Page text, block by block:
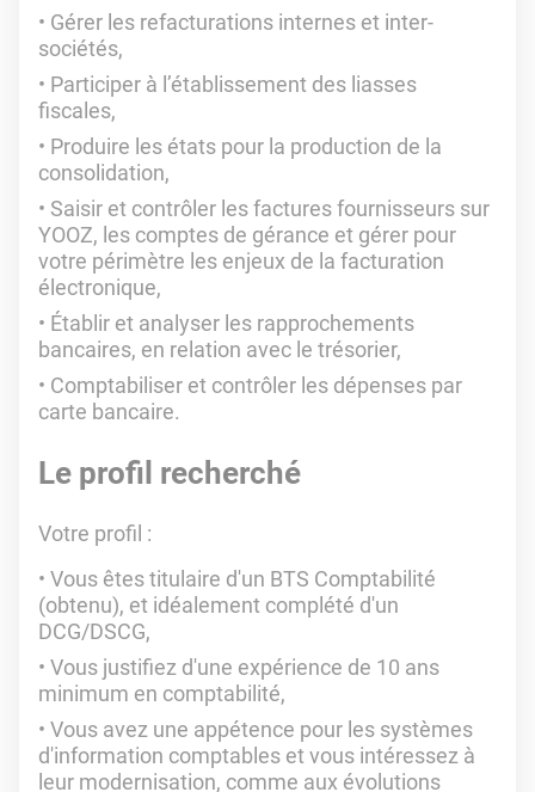
Gérer les refacturations internes et inter-
sociétés,
Participer à l’établissement des liasses
fiscales,
Produire les états pour la production de la
consolidation,
Saisir et contrôler les factures fournisseurs sur
YOOZ, les comptes de gérance et gérer pour
votre périmètre les enjeux de la facturation
électronique,
Établir et analyser les rapprochements
bancaires, en relation avec le trésorier,
Comptabiliser et contrôler les dépenses par
carte bancaire.
Le profil recherché
Votre profil :
Vous êtes titulaire d'un BTS Comptabilité
(obtenu), et idéalement complété d'un
DCG/DSCG,
Vous justifiez d'une expérience de 10 ans
minimum en comptabilité,
Vous avez une appétence pour les systèmes
d'information comptables et vous intéressez à
leur modernisation, comme aux évolutions